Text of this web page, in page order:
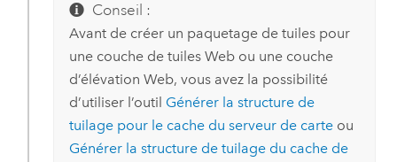
Conseil :
Avant de créer un paquetage de tuiles pour
une couche de tuiles Web ou une couche
d’élévation Web, vous avez la possibilité
d’utiliser l’outil Générer la structure de
tuilage pour le cache du serveur de carteou
Générer la structure de tuilage du cache de